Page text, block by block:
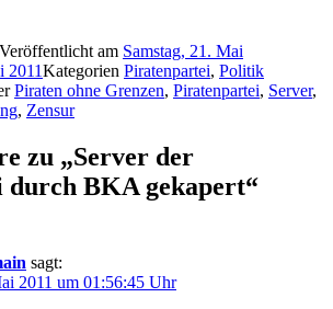
Veröffentlicht am Samstag, 21. Mai
2011Kategorien Piratenpartei, Politik
Piraten ohne Grenzen, Piratenpartei, Server,
, Zensur
zu „Server der
BKA gekapert“
sagt:
2011 um 01:56:45 Uhr